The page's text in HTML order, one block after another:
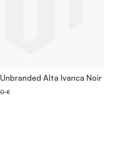
Alta Ivanca Noir
€